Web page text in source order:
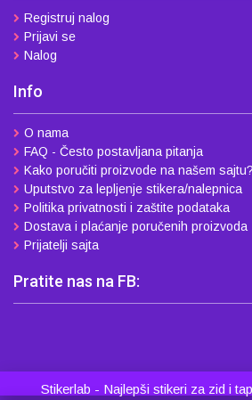
Registruj nalog
Prijavi se
Nalog
Info
O nama
FAQ - Često postavljana pitanja
Kako poručiti proizvode na našem sajtu?
Uputstvo za lepljenje stikera/nalepnica
Politika privatnosti i zaštite podataka
Dostava i plaćanje poručenih proizvoda
Prijatelji sajta
Pratite nas na FB:
Stikerlab - Najlepši stikeri za zid i